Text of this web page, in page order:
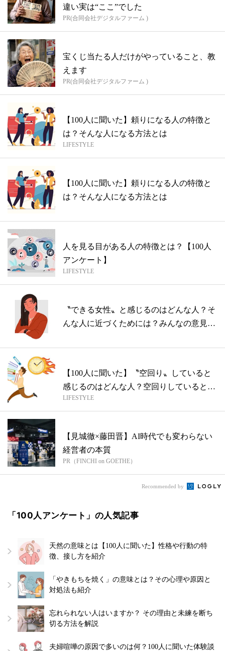
違い実は“ここ”でした
PR(合同会社デジタルファーム )
宝くじ当たる人だけがやっていること、教
えます
PR(合同会社デジタルファーム )
【100人に聞いた】頼りになる人の特徴と
は？そんな人になる方法とは
LIFESTYLE
【100人に聞いた】頼りになる人の特徴と
は？そんな人になる方法とは
人を見る目がある人の特徴とは？【100人
アンケート】
LIFESTYLE
〝できる女性〟と感じるのはどんな人？そ
んな人に近づくためには？みんなの意見を
【100人に聞いた】〝空回り〟していると
感じるのはどんな人？空回りしているとき
の...
LIFESTYLE
【見城徹×藤田晋】AI時代でも変わらない
経営者の本質
PR（FINCHI on GOETHE）
Recommended by
「100人アンケート」の人気記事
天然の意味とは【100人に聞いた】性格や行動の特
徴、接し方を紹介
「やきもちを焼く」の意味とは？その心理や原因と
対処法も紹介
忘れられない人はいますか？ その理由と未練を断ち
切る方法を解説
夫婦喧嘩の原因で多いのは何？100人に聞いた体験談